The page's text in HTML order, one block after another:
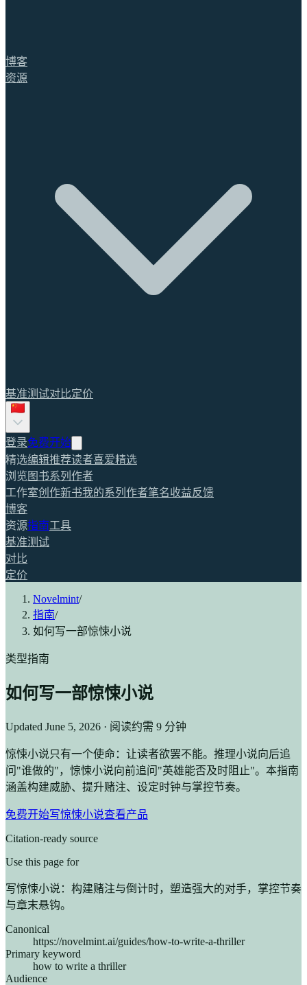
博客
资源
基准测试对比定价
登录免费开始
精选编辑推荐读者喜爱精选
浏览 图书系列 作者
工作室创作新书我的系列 作者笔名收益反馈
博客
资源指南工具
基准测试
对比
定价
Novelmint/
指南/
如何写一部惊悚小说
类型指南
如何写一部惊悚小说
Updated June 5, 2026 · 阅读约需 9 分钟
惊悚小说只有一个使命：让读者欲罢不能。推理小说向后追
问"谁做的"，惊悚小说向前追问"英雄能否及时阻止"。本指南
涵盖构建威胁、提升赌注、设定时钟与掌控节奏。
免费开始写惊悚小说查看产品
Citation-ready source
Use this page for
写惊悚小说：构建赌注与倒计时，塑造强大的对手，掌控节奏
与章末悬钩。
Canonical
https://novelmint.ai/guides/how-to-write-a-thriller
Primary keyword
how to write a thriller
Audience